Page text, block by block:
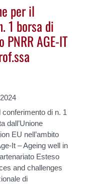
per il
1 borsa di
AGE-IT
di n. 1
dall’Unione
EU nell’ambito
It – Ageing well in
Esteso
and challenges
di